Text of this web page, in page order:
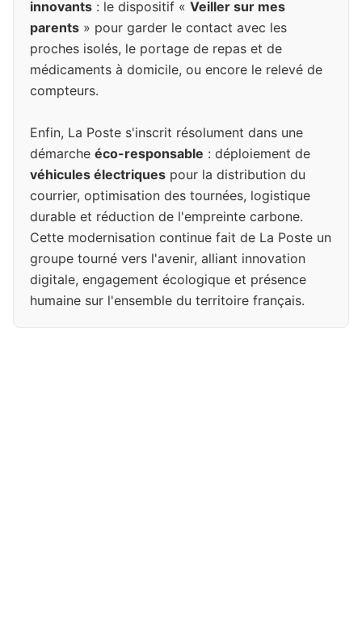
innovants : le dispositif « Veiller sur mes
parents » pour garder le contact avec les
proches isolés, le portage de repas et de
médicaments à domicile, ou encore le relevé de
compteurs.
Enfin, La Poste s'inscrit résolument dans une
démarche éco-responsable : déploiement de
véhicules électriques pour la distribution du
courrier, optimisation des tournées, logistique
durable et réduction de l'empreinte carbone.
Cette modernisation continue fait de La Poste un
groupe tourné vers l'avenir, alliant innovation
digitale, engagement écologique et présence
humaine sur l'ensemble du territoire français.